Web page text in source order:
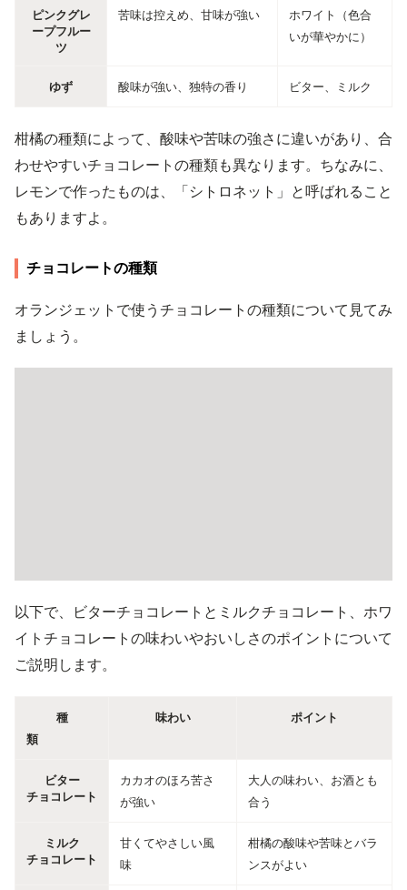
ピンクグレ
ープフルー
ツ
苦味は控えめ、甘味が強い
ホワイト（色合
いが華やかに）
ゆず 酸味が強い、独特の香り ビター、ミルク
柑橘の種類によって、酸味や苦味の強さに違いがあり、合
わせやすいチョコレートの種類も異なります。ちなみに、
レモンで作ったものは、「シトロネット」と呼ばれること
もありますよ。
チョコレートの種類
オランジェットで使うチョコレートの種類について見てみ
ましょう。
以下で、ビターチョコレートとミルクチョコレート、ホワ
イトチョコレートの味わいやおいしさのポイントについて
ご説明します。
種
類
味わい ポイント
ビター
チョコレート
カカオのほろ苦さ
が強い
大人の味わい、お酒とも
合う
ミルク
チョコレート
甘くてやさしい風
味
柑橘の酸味や苦味とバラ
ンスがよい